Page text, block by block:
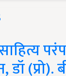
(प्रो).